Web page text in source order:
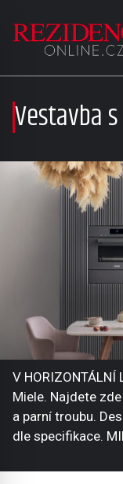
Vestavba
V
Miele. Najdete
a parní troubu.
dle specifikace.